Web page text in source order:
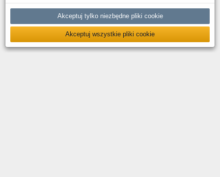
Akceptuj tylko niezbędne pliki cookie
Akceptuj wszystkie pliki cookie